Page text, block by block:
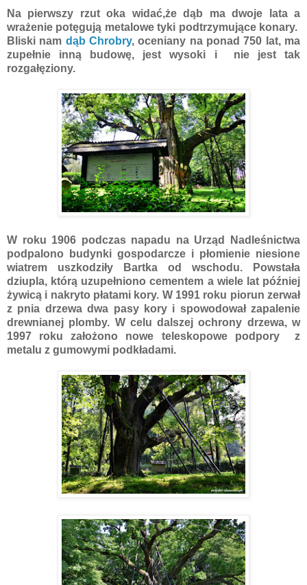
Na pierwszy rzut oka widać,że dąb ma dwoje lata a
wrażenie potęgują metalowe tyki podtrzymujące konary.
Bliski nam dąb Chrobry, oceniany na ponad 750 lat, ma
zupełnie inną budowę, jest wysoki i nie jest tak
rozgałęziony.
W roku 1906 podczas napadu na Urząd Nadleśnictwa
podpalono budynki gospodarcze i płomienie niesione
wiatrem uszkodziły Bartka od wschodu. Powstała
dziupla, którą uzupełniono cementem a wiele lat później
żywicą i nakryto płatami kory. W 1991 roku piorun zerwał
z pnia drzewa dwa pasy kory i spowodował zapalenie
drewnianej plomby. W celu dalszej ochrony drzewa, w
1997 roku założono nowe teleskopowe podpory z
metalu z gumowymi podkładami.